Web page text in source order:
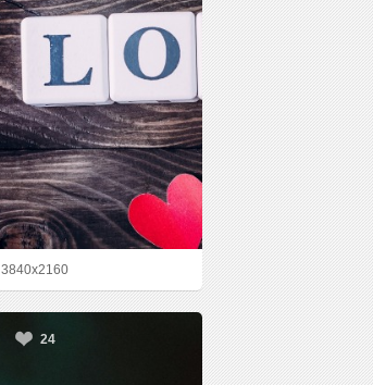
3840x2160
24